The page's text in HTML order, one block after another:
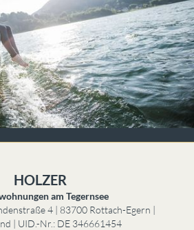
HOLZER
am Tegernsee
4 | 83700 Rottach-Egern |
| UID.-Nr.: DE 346661454